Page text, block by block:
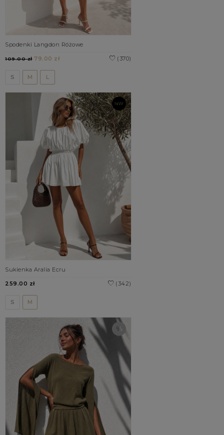
Spodenki Langdon Różowe
(370)
109.00 zł79.00 zł
S M L
Sukienka Aralia Ecru
(342)
259.00 zł
S M